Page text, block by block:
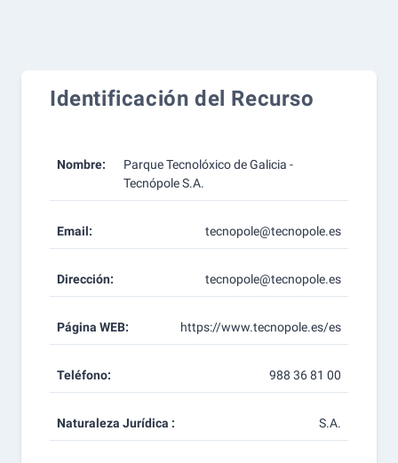
Identificación del Recurso
Nombre:
Parque Tecnolóxico de Galicia -
Tecnópole S.A.
Email: tecnopole@tecnopole.es
Dirección: tecnopole@tecnopole.es
Página WEB: https://www.tecnopole.es/es
Teléfono: 988 36 81 00
Naturaleza Jurídica : S.A.